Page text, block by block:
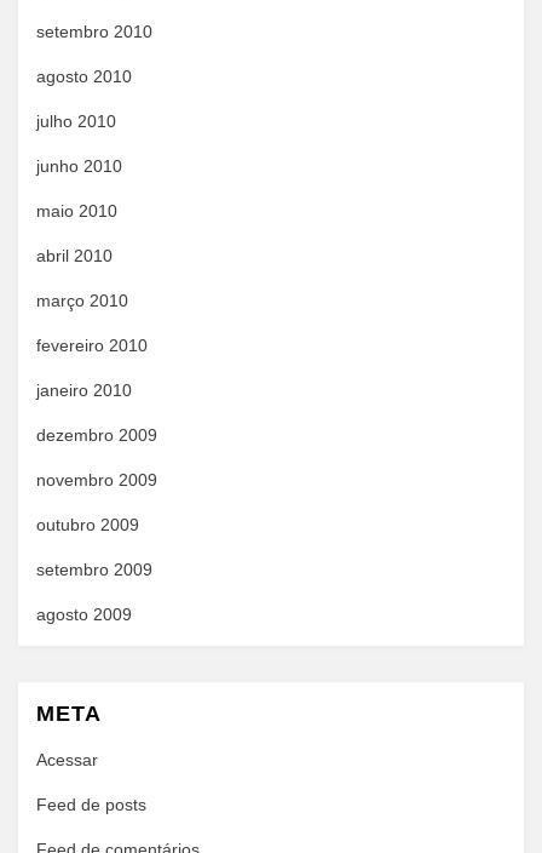
setembro 2010
agosto 2010
julho 2010
junho 2010
maio 2010
abril 2010
março 2010
fevereiro 2010
janeiro 2010
dezembro 2009
novembro 2009
outubro 2009
setembro 2009
agosto 2009
META
Acessar
Feed de posts